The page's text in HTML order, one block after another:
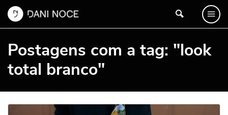
Postagens com a tag: "look
total branco"